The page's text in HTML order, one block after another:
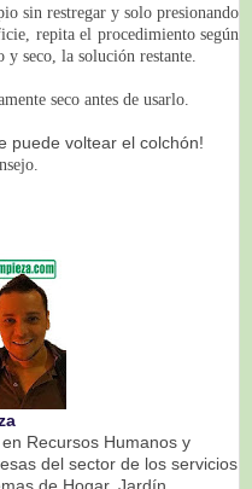
sin restregar y solo presionando
repita el procedimiento según
seco, la solución restante.
seco antes de usarlo.
puede voltear el colchón!
Recursos Humanos y
del sector de los servicios
de Hogar, Jardín,